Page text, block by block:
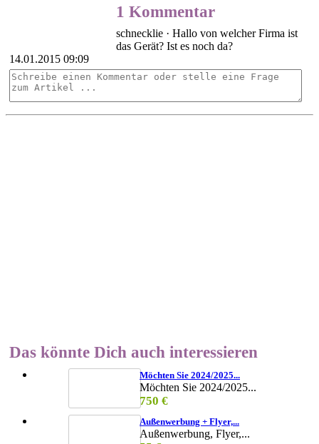
1 Kommentar
schnecklie · Hallo von welcher Firma ist
das Gerät? Ist es noch da?
14.01.2015 09:09
Das könnte Dich auch interessieren
Möchten Sie 2024/2025...
Möchten Sie 2024/2025...
750 €
Außenwerbung + Flyer,...
Außenwerbung, Flyer,...